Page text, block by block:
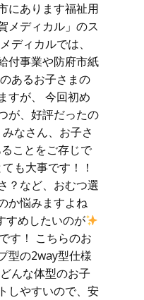
にあります福祉用
メディカル」のス
ディカルでは、
付事業や防府市紙
あるお子さまの
すが、 今回初め
が、好評だったの
なさん、お子さ
ことをご存じで
も大事です！！
？など、おむつ選
か悩みますよね
めしたいのが
す！ こちらのお
型の2way型仕様
んな体型のお子
しやすいので、安